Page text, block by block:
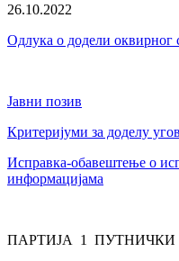
26.10.2022
Одлука о додели оквирног
Јавни позив
Критеријуми за доделу
Исправка-обавештење о
информацијама
ПАРТИЈА 1 ПУТНИЧКИ